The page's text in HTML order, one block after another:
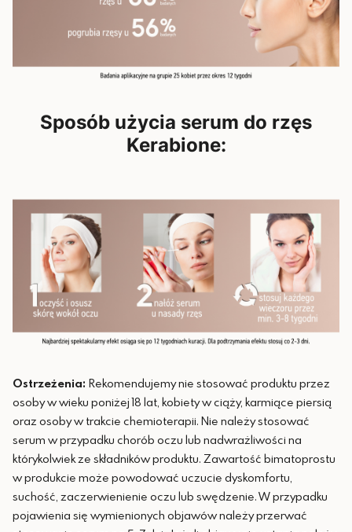
Sposób użycia serum do rzęs
Kerabione:
Ostrzeżenia: Rekomendujemy nie stosować produktu przez
osoby w wieku poniżej 18 lat, kobiety w ciąży, karmiące piersią
oraz osoby w trakcie chemioterapii. Nie należy stosować
serum w przypadku chorób oczu lub nadwrażliwości na
którykolwiek ze składników produktu. Zawartość bimatoprostu
w produkcie może powodować uczucie dyskomfortu,
suchość, zaczerwienienie oczu lub swędzenie. W przypadku
pojawienia się wymienionych objawów należy przerwać